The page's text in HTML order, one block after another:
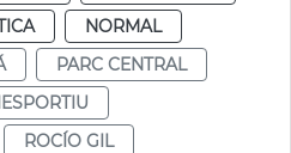
NORMAL
PARC CENTRAL
ROCÍO GIL